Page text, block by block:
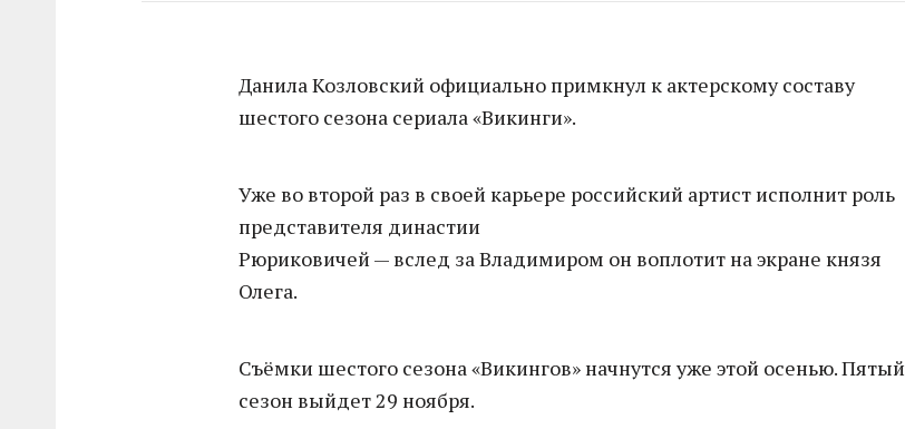
Данила Козловский официально примкнул к актерскому составу
шестого сезона сериала «Викинги».
Уже во второй раз в своей карьере российский артист исполнит роль
представителя династии
Рюриковичей — вслед за Владимиром он воплотит на экране князя
Олега.
Съёмки шестого сезона «Викингов» начнутся уже этой осенью. Пятый
сезон выйдет 29 ноября.